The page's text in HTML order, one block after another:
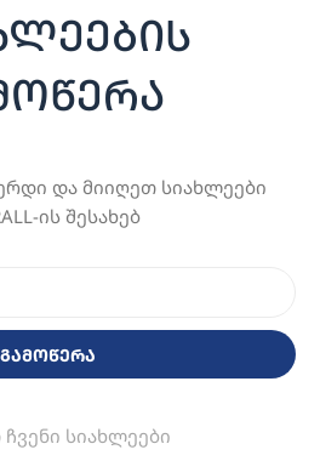
და მიიღეთ სიახლეები
ის შესახებ
გამოწერა
სიახლეები